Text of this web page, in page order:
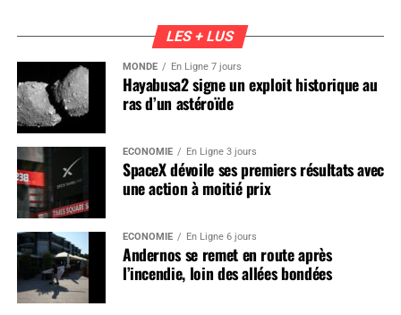
LES + LUS
MONDE En Ligne 7 jours
Hayabusa2 signe un exploit historique au
ras d’un astéroïde
ÉCONOMIE En Ligne 3 jours
SpaceX dévoile ses premiers résultats avec
une action à moitié prix
ÉCONOMIE En Ligne 6 jours
Andernos se remet en route après
l’incendie, loin des allées bondées